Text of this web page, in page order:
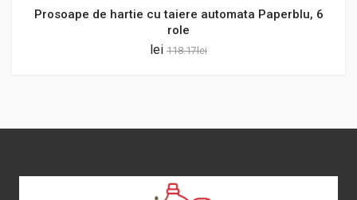
Prosoape de hartie cu taiere automata Paperblu, 6
role
lei 118.17lei